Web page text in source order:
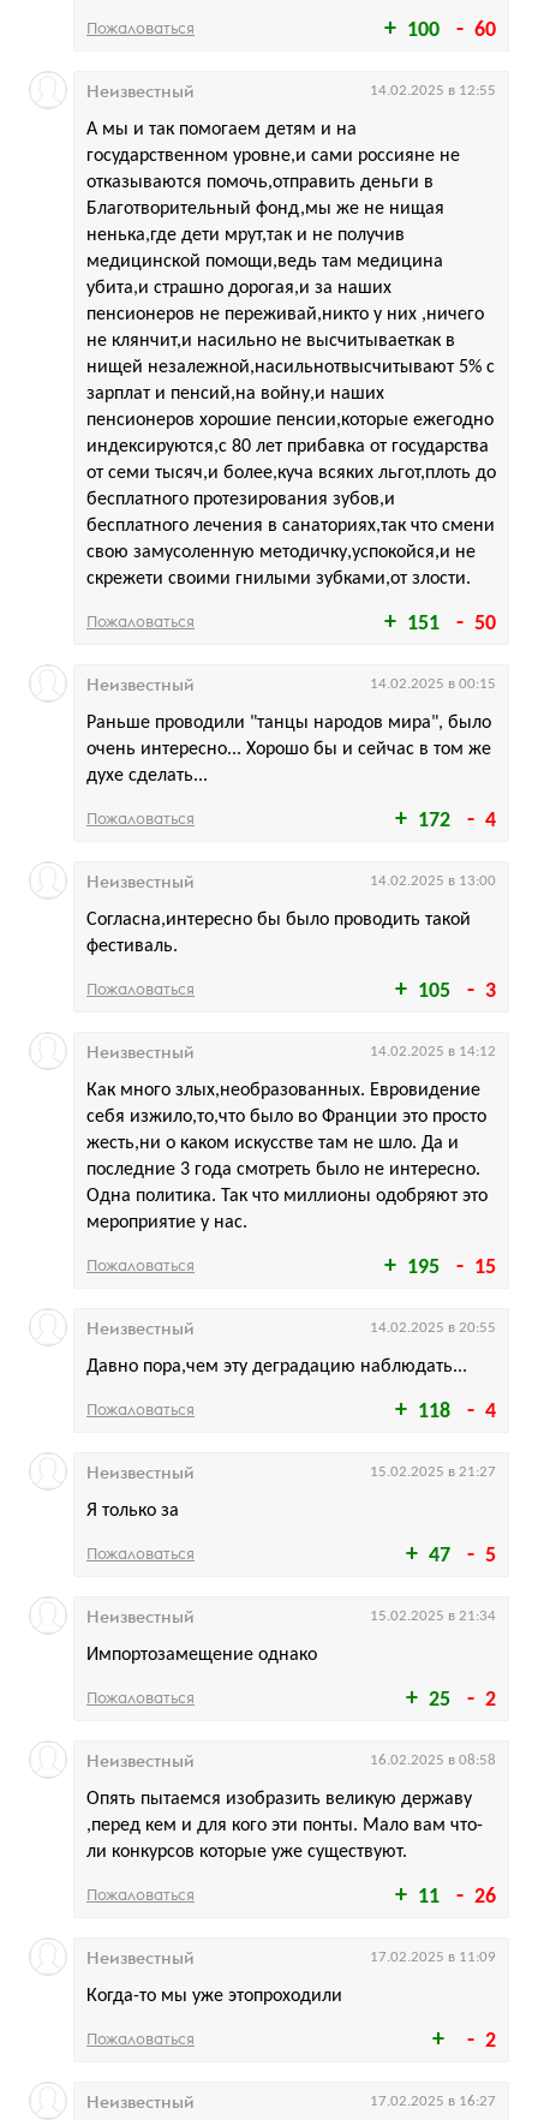
100 60
Пожаловаться
151 50
А мы и так помогаем детям и на
государственном уровне,и сами россияне не
отказываются помочь,отправить деньги в
Благотворительный фонд,мы же не нищая
ненька,где дети мрут,так и не получив
медицинской помощи,ведь там медицина
убита,и страшно дорогая,и за наших
пенсионеров не переживай,никто у них ,ничего
не клянчит,и насильно не высчитываеткак в
нищей незалежной,насильнотвысчитывают 5% с
зарплат и пенсий,на войну,и наших
пенсионеров хорошие пенсии,которые ежегодно
индексируются,с 80 лет прибавка от государства
от семи тысяч,и более,куча всяких льгот,плоть до
бесплатного протезирования зубов,и
бесплатного лечения в санаториях,так что смени
свою замусоленную методичку,успокойся,и не
скрежети своими гнилыми зубками,от злости.
Неизвестный 14.02.2025 в 12:55
Пожаловаться
172 4
Раньше проводили "танцы народов мира", было
очень интересно... Хорошо бы и сейчас в том же
духе сделать...
Неизвестный 14.02.2025 в 00:15
Пожаловаться
105 3
Согласна,интересно бы было проводить такой
фестиваль.
Неизвестный 14.02.2025 в 13:00
Пожаловаться
195 15
Как много злых,необразованных. Евровидение
себя изжило,то,что было во Франции это просто
жесть,ни о каком искусстве там не шло. Да и
последние 3 года смотреть было не интересно.
Одна политика. Так что миллионы одобряют это
мероприятие у нас.
Неизвестный 14.02.2025 в 14:12
Пожаловаться
118 4
Давно пора,чем эту деградацию наблюдать...
Неизвестный 14.02.2025 в 20:55
Пожаловаться
47 5
Я только за
Неизвестный 15.02.2025 в 21:27
Пожаловаться
25 2
Импортозамещение однако
Неизвестный 15.02.2025 в 21:34
Пожаловаться
11 26
Опять пытаемся изобразить великую державу
,перед кем и для кого эти понты. Мало вам что-
ли конкурсов которые уже существуют.
Неизвестный 16.02.2025 в 08:58
Пожаловаться
2
Когда-то мы уже этопроходили
Неизвестный 17.02.2025 в 11:09
Пожаловаться
Неизвестный 17.02.2025 в 16:27